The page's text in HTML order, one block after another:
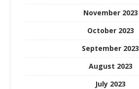
November 2023
October 2023
September 2023
August 2023
July 2023